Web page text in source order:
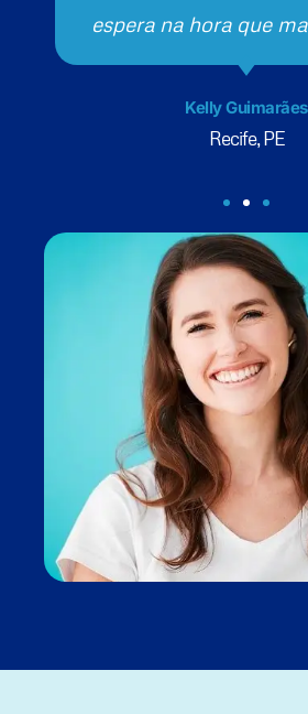
espera na hora que
Kelly Guimarães
Recife, PE